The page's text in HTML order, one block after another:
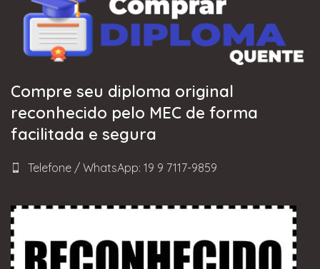
Compre seu diploma original
reconhecido pelo MEC de forma
facilitada e segura
Telefone / WhatsApp: 19 9 7117-9859